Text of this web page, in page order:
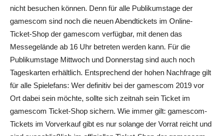
nicht besuchen können. Denn für alle Publikumstage der
gamescom sind noch die neuen Abendtickets im Online-
Ticket-Shop der gamescom verfügbar, mit denen das
Messegelände ab 16 Uhr betreten werden kann. Für die
Publikumstage Mittwoch und Donnerstag sind auch noch
Tageskarten erhältlich. Entsprechend der hohen Nachfrage gilt
für alle Spielefans: Wer definitiv bei der gamescom 2019 vor
Ort dabei sein möchte, sollte sich zeitnah sein Ticket im
gamescom Ticket-Shop sichern. Wie immer gilt: gamescom-
Tickets im Vorverkauf gibt es nur solange der Vorrat reicht und